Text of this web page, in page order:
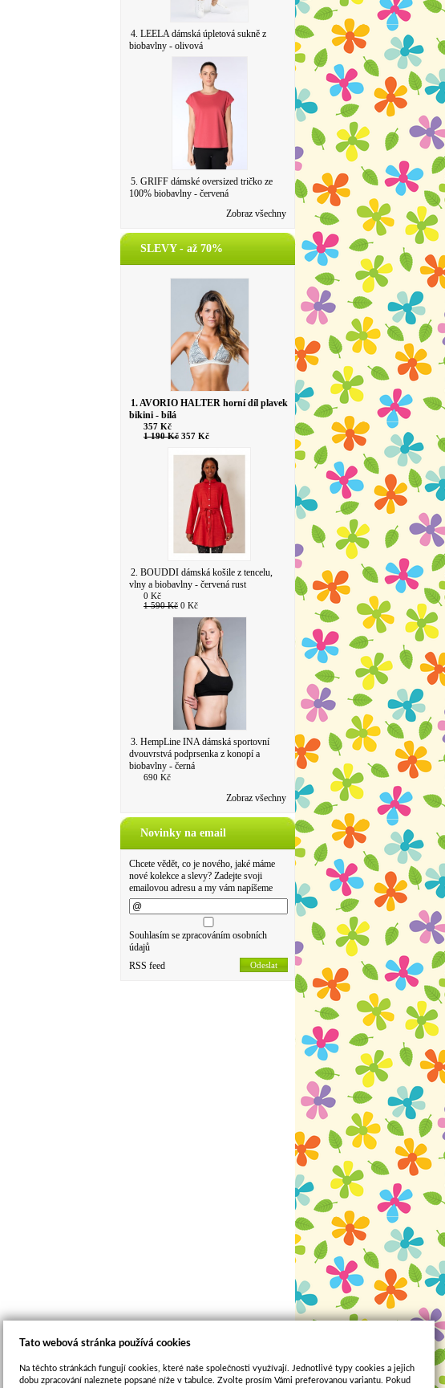
4. LEELA dámská úpletová sukně z
biobavlny - olivová
5. GRIFF dámské oversized tričko ze
100% biobavlny - červená
Zobraz všechny
SLEVY - až 70%
1. AVORIO HALTER horní díl plavek
bikini - bílá
357 Kč
1 190 Kč 357 Kč
2. BOUDDI dámská košile z tencelu,
vlny a biobavlny - červená rust
0 Kč
1 590 Kč 0 Kč
3. HempLine INA dámská sportovní
dvouvrstvá podprsenka z konopí a
biobavlny - černá
690 Kč
Zobraz všechny
Novinky na email
Chcete vědět, co je nového, jaké máme
nové kolekce a slevy? Zadejte svoji
emailovou adresu a my vám napíšeme
Souhlasím se zpracováním osobních
údajů
Odeslat
RSS feed
Tato webová stránka používá cookies
Na těchto stránkách fungují cookies, které naše společnosti využívají. Jednotlivé typy cookies a jejich
dobu zpracování naleznete popsané níže v tabulce. Zvolte prosím Vámi preferovanou variantu. Pokud